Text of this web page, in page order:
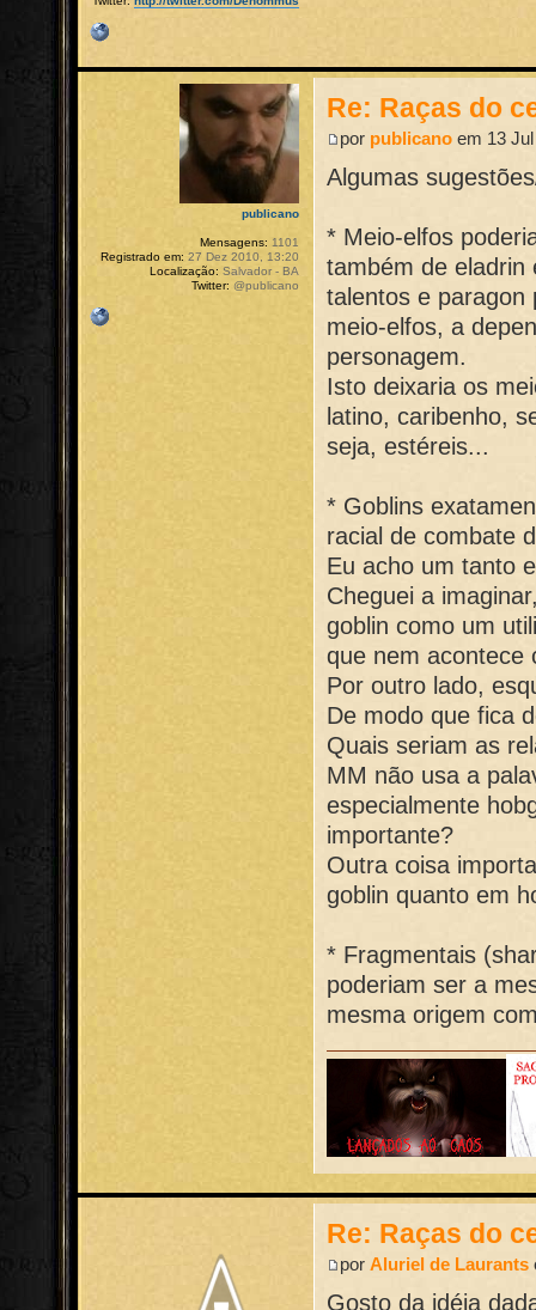
Re: Raças do
por publicano em 13
Algumas
* Meio-elfos
também de eladrin
talentos e paragon
meio-elfos, a
personagem.
Isto deixaria os
latino, caribenho,
seja, estéreis...
* Goblins
racial de combate
Eu acho um tanto
Cheguei a
goblin como um
que nem acontece
Por outro lado,
De modo que fica
Quais seriam as
MM não usa a
especialmente
importante?
Outra coisa
goblin quanto em
* Fragmentais
poderiam ser a
mesma origem
publicano
Mensagens: 1101
Registrado em: 27 Dez 2010, 13:20
Localização: Salvador - BA
Twitter: @publicano
Re: Raças do
porAluriel de Laurants
Gosto da idéia